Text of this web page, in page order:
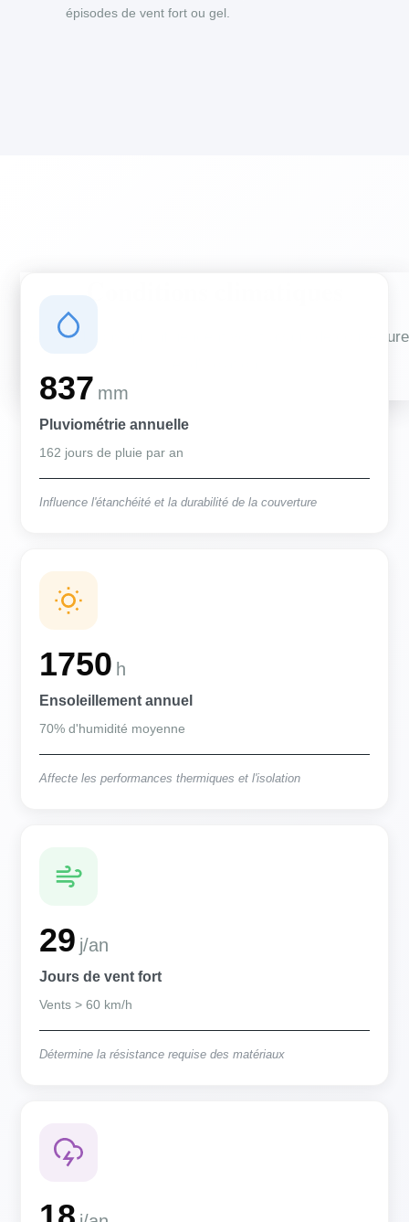
épisodes de vent fort ou gel.
Des conditions qui influencent vos travaux de couverture
837 mm
Pluviométrie annuelle
162 jours de pluie par an
Influence l'étanchéité et la durabilité de la couverture
1750 h
Ensoleillement annuel
70% d'humidité moyenne
Affecte les performances thermiques et l'isolation
29 j/an
Jours de vent fort
Vents > 60 km/h
Détermine la résistance requise des matériaux